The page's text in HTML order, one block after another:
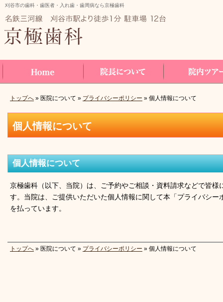
個人情報について
刈谷市の歯科・歯医者・入れ歯・歯周病なら京極歯科
トップへ » 医院について » プライバシーポリシー » 個人情報について
個人情報について
京極歯科（以下、当院）は、ご予約やご相談・資料請求などで皆
す。当院は、ご提供いただいた個人情報に関して本「プライバシ
を払っています。
トップへ » 医院について » プライバシーポリシー » 個人情報について